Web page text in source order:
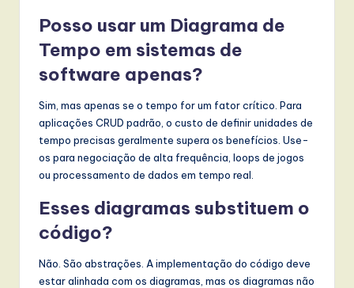
Posso usar um Diagrama de
Tempo em sistemas de
software apenas?
Sim, mas apenas se o tempo for um fator crítico. Para
aplicações CRUD padrão, o custo de definir unidades de
tempo precisas geralmente supera os benefícios. Use-
os para negociação de alta frequência, loops de jogos
ou processamento de dados em tempo real.
Esses diagramas substituem o
código?
Não. São abstrações. A implementação do código deve
estar alinhada com os diagramas, mas os diagramas não